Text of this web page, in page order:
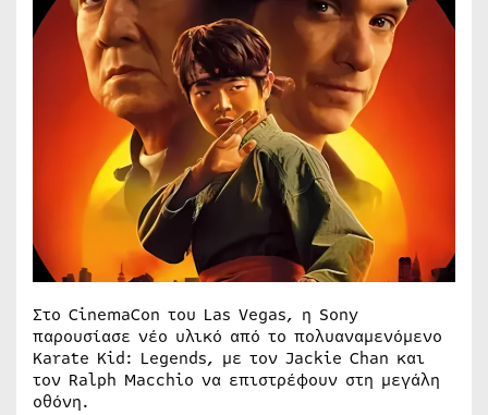
Στο CinemaCon του Las Vegas, η Sony
παρουσίασε νέο υλικό από το πολυαναμενόμενο
Karate Kid: Legends, με τον Jackie Chan και
τον Ralph Macchio να επιστρέφουν στη μεγάλη
οθόνη.